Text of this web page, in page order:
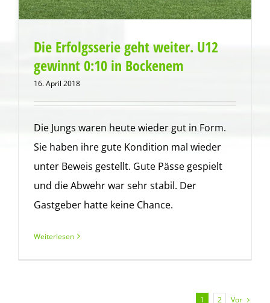
Die Erfolgsserie geht weiter. U12
gewinnt 0:10 in Bockenem
16. April 2018
Die Jungs waren heute wieder gut in Form.
Sie haben ihre gute Kondition mal wieder
unter Beweis gestellt. Gute Pässe gespielt
und die Abwehr war sehr stabil. Der
Gastgeber hatte keine Chance.
Weiterlesen
1 2 Vor